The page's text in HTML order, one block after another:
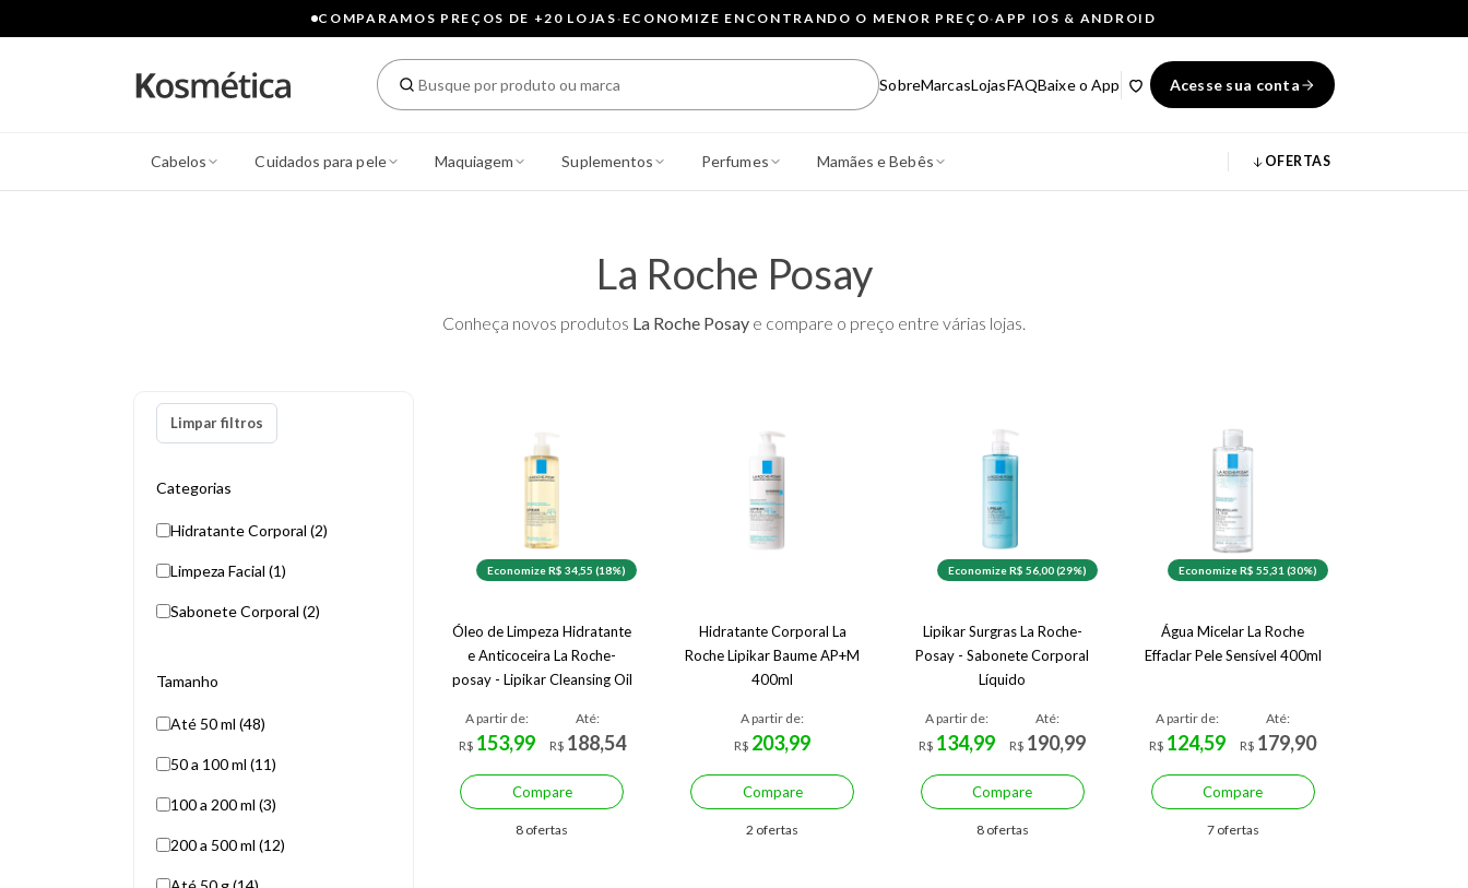
COMPARAMOS PREÇOS DE +20 LOJAS· ECONOMIZE ENCONTRANDO O MENOR PREÇO·APP IOS & ANDROID
SobreMarcasLojasFAQBaixe o App Acesse sua conta
Cabelos Cuidados para pele Maquiagem Suplementos Perfumes Mamães e Bebês OFERTAS
La Roche Posay
Conheça novos produtos La Roche Posay e compare o preço entre várias lojas.
Limpar filtros
Categorias
Hidratante Corporal (2)
Limpeza Facial (1)
Sabonete Corporal (2)
Tamanho
Até 50 ml (48)
50 a 100 ml (11)
100 a 200 ml (3)
200 a 500 ml (12)
Economize R$ 34,55 (18%)
Óleo de Limpeza Hidratante
e Anticoceira La Roche-
posay - Lipikar Cleansing Oil
A partir de:
R$ 153,99
Até:
R$ 188,54
Compare
8 ofertas
Hidratante Corporal La
Roche Lipikar Baume AP+M
400ml
A partir de:
R$ 203,99
Compare
2 ofertas
Economize R$ 56,00 (29%)
Lipikar Surgras La Roche-
Posay - Sabonete Corporal
Líquido
A partir de:
R$ 134,99
Até:
R$ 190,99
Compare
8 ofertas
Economize R$ 55,31 (30%)
Água Micelar La Roche
Effaclar Pele Sensível 400ml
A partir de:
R$ 124,59
Até:
R$ 179,90
Compare
7 ofertas